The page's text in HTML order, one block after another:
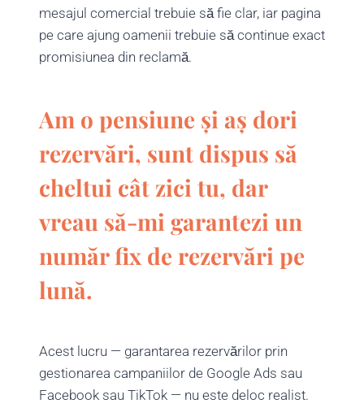
mesajul comercial trebuie să fie clar, iar pagina
pe care ajung oamenii trebuie să continue exact
promisiunea din reclamă.
Am o pensiune și aș dori
rezervări, sunt dispus să
cheltui cât zici tu, dar
vreau să-mi garantezi un
număr fix de rezervări pe
lună.
Acest lucru — garantarea rezervărilor prin
gestionarea campaniilor de Google Ads sau
Facebook sau TikTok — nu este deloc realist.